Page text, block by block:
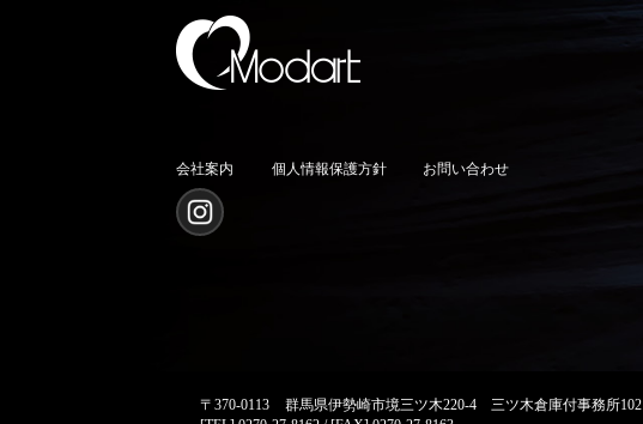
会社案内 個人情報保護方針 お問い合わせ
〒370-0113
群馬県伊勢崎市境三ツ木220-4 三ツ木倉庫付事務所102